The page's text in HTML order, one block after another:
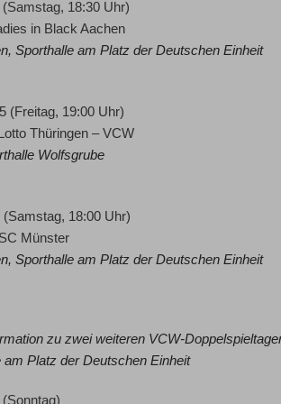
(Samstag, 18:30 Uhr)
in Black Aachen
Sporthalle am Platz der Deutschen Einheit
(Freitag, 19:00 Uhr)
Thüringen – VCW
Wolfsgrube
(Samstag, 18:00 Uhr)
Münster
Sporthalle am Platz der Deutschen Einheit
zu zwei weiteren VCW-
am Platz der Deutschen Einheit